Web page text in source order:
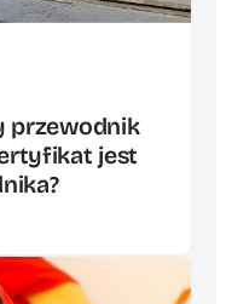
przewodnik
jest